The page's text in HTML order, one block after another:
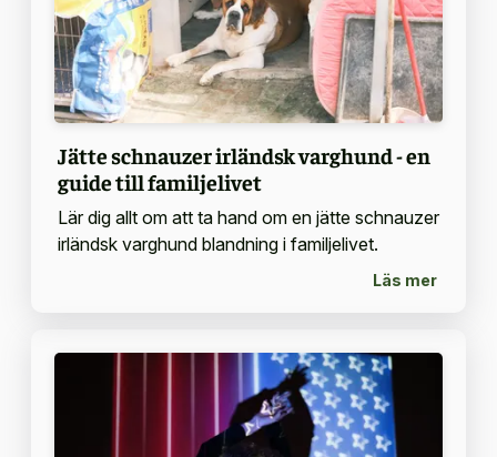
Jätte schnauzer irländsk varghund - en
guide till familjelivet
Lär dig allt om att ta hand om en jätte schnauzer
irländsk varghund blandning i familjelivet.
Läs mer